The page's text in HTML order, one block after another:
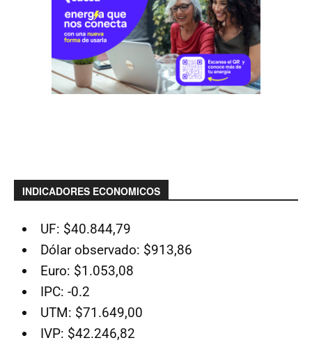
INDICADORES ECONOMICOS
UF: $40.844,79
Dólar observado: $913,86
Euro: $1.053,08
IPC: -0.2
UTM: $71.649,00
IVP: $42.246,82